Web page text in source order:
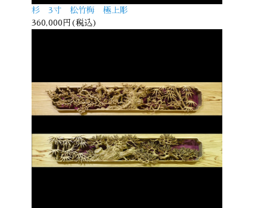
杉 3寸 松竹梅 極上彫
360,000円(税込)